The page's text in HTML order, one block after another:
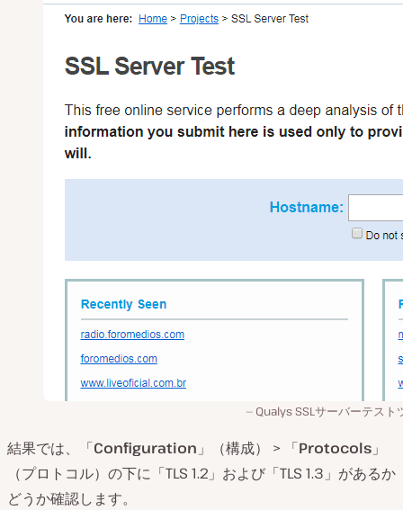
Qualys SSLサーバーテスト
結果では、「Configuration 」（構成） > 「Protocols 」
（プロトコル）の下に「TLS 1.2」および「TLS 1.3」があるか
どうか確認します。